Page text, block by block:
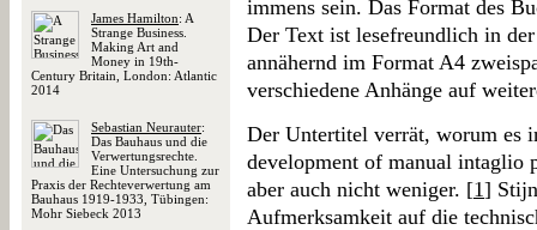
James Hamilton: A
Strange Business.
Making Art and
Money in 19th-
Century Britain, London: Atlantic
2014
Sebastian Neurauter:
Das Bauhaus und die
Verwertungsrechte.
Eine Untersuchung zur
Praxis der Rechteverwertung am
Bauhaus 1919-1933, Tübingen:
Mohr Siebeck 2013
immens sein. Das Format des
Der Text ist lesefreundlich in
annähernd im Format A4
verschiedene Anhänge auf
Der Untertitel verrät, worum es
development of manual intaglio
aber auch nicht weniger. [1]
Aufmerksamkeit auf die